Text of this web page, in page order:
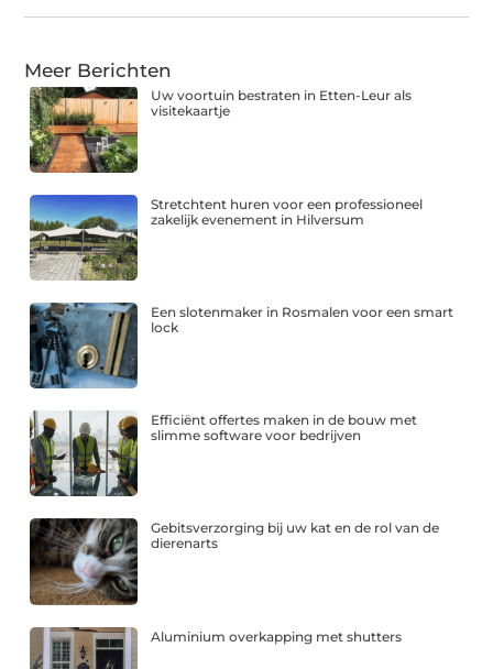
Meer Berichten
Uw voortuin bestraten in Etten-Leur als
visitekaartje
Stretchtent huren voor een professioneel
zakelijk evenement in Hilversum
Een slotenmaker in Rosmalen voor een smart
lock
Efficiënt offertes maken in de bouw met
slimme software voor bedrijven
Gebitsverzorging bij uw kat en de rol van de
dierenarts
Aluminium overkapping met shutters